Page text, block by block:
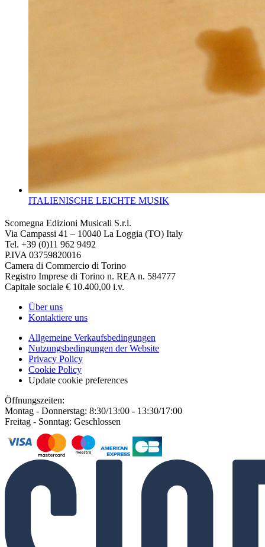
ITALIENISCHE LEICHTE MUSIK
Scomegna Edizioni Musicali S.r.l.
Via Campassi 41 – 10040 La Loggia (TO) Italy
Tel. +39 (0)11 962 9492
P.IVA 03759820016
Camera di Commercio di Torino
Registro Imprese di Torino n. REA n. 584777
Capitale sociale € 10.400,00 i.v.
Über uns
Kontaktiere uns
Allgemeine Verkaufsbedingungen
Nutzungsbedingungen der Website
Privacy Policy
Cookie Policy
Update cookie preferences
Öffnungszeiten:
Montag - Donnerstag: 8:30/13:00 - 13:30/17:00
Freitag - Sonntag: Geschlossen